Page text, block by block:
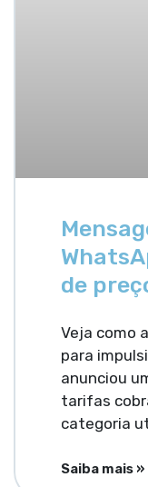
de
Veja como
para
anunciou
tarifas
categoria
Saiba mais »